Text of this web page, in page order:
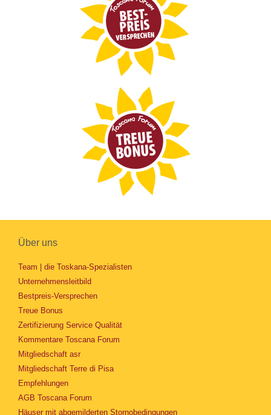
Über uns
Team | die Toskana-Spezialisten
Unternehmensleitbild
Bestpreis-Versprechen
Treue Bonus
Zertifizierung Service Qualität
Kommentare Toscana Forum
Mitgliedschaft asr
Mitgliedschaft Terre di Pisa
Empfehlungen
AGB Toscana Forum
Häuser mit abgemilderten Stornobedingungen